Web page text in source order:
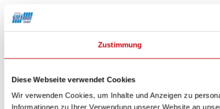
Zustimmung
Diese Webseite verwendet Cookies
Wir verwenden Cookies, um Inhalte und Anzeigen zu
Informationen zu Ihrer Verwendung unserer Website an